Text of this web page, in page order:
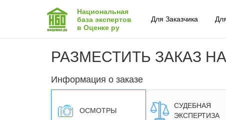
Национальная
база экспертов
в Оценке ру
Для Заказчика
РАЗМЕСТИТЬ ЗАКАЗ
Информация о заказе
ОСМОТРЫ
СУДЕБНАЯ
ЭКСПЕРТИЗА